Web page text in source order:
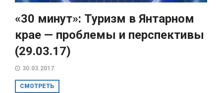
«30 минут»: Туризм в Янтарном
крае — проблемы и перспективы
(29.03.17)
30.03.2017
СМОТРЕТЬ